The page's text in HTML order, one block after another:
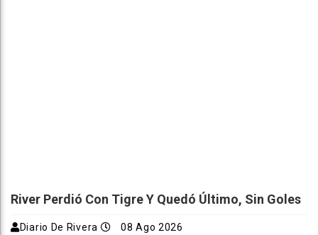
River Perdió Con Tigre Y Quedó Último, Sin Goles
Diario De Rivera 08 Ago 2026